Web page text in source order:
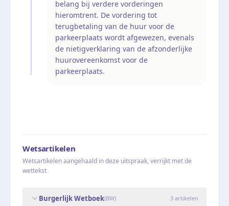
belang bij verdere vorderingen
hieromtrent. De vordering tot
terugbetaling van de huur voor de
parkeerplaats wordt afgewezen, evenals
de nietigverklaring van de afzonderlijke
huurovereenkomst voor de
parkeerplaats.
Wetsartikelen
Wetsartikelen aangehaald in deze uitspraak, verrijkt met de
wettekst
Burgerlijk Wetboek(BW) 3 artikelen